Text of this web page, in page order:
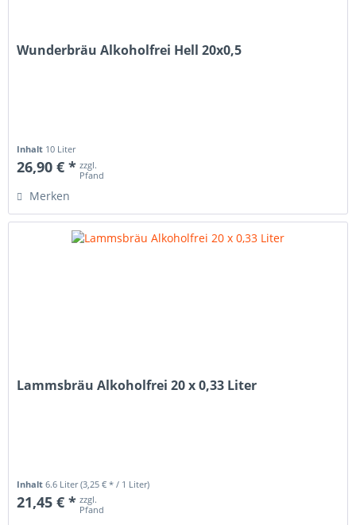
Wunderbräu Alkoholfrei Hell 20x0,5
Inhalt 10 Liter
26,90 € * zzgl.
Pfand
Merken
Lammsbräu Alkoholfrei 20 x 0,33 Liter
Inhalt6.6 Liter(3,25 € * / 1 Liter)
21,45 € * zzgl.
Pfand